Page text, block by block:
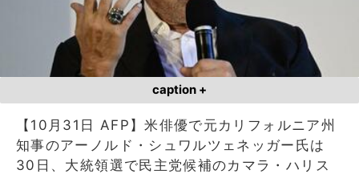
caption +
【10月31日 AFP】米俳優で元カリフォルニア州
知事のアーノルド・シュワルツェネッガー氏は
30日、大統領選で民主党候補のカマラ・ハリス